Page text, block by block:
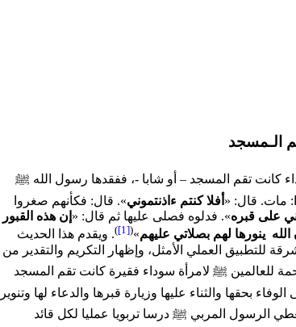
الـمسجد
كانت تقم المسجد – أو شابا -، ففقدها رسول الله ﷺ
مات. قال: « أفلا كنتم ءاذنتموني». قال: فكأنهم صغروا
على قبره». فدلوه فصلى عليها ثم قال: «إن هذه القبور
ينورها لهم بصلاتي عليهم»
(
[1]
). ويقدم هذا الحديث
للتطبيق العملي الأمثل، وإظهار التكريم والتقدير من
للعالمين ﷺ لامرأة سوداء فقيرة كانت تقم المسجد
بحقها والثناء عليها وزيارة قبرها والدعاء لها وتنوير
الرسول المربي ﷺ درسا تربويا عمليا لكل قائد